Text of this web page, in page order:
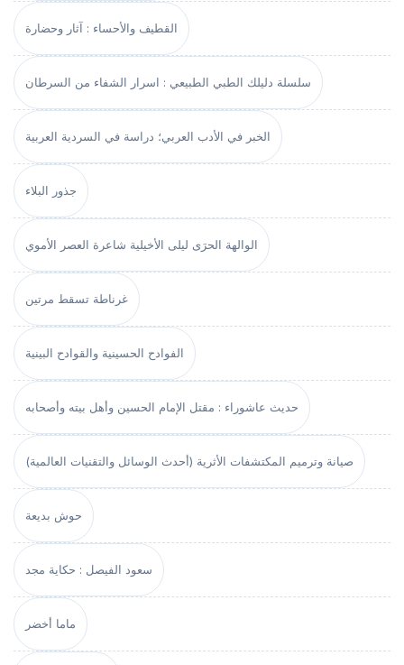
القطيف والأحساء : آثار وحضارة
سلسلة دليلك الطبي الطبيعي : اسرار الشفاء من السرطان
الخبر في الأدب العربي؛ دراسة في السردية العربية
جذور البلاء
الوالهة الحرَى ليلى الأخيلية شاعرة العصر الأموي
غرناطة تسقط مرتين
الفوادح الحسينية والقوادح البينية
حديث عاشوراء : مقتل الإمام الحسين وأهل بيته وأصحابه
صيانة وترميم المكتشفات الأثرية (أحدث الوسائل والتقنيات العالمية)
حوش بديعة
سعود الفيصل : حكاية مجد
ماما أخضر